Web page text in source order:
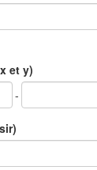
et y)
-